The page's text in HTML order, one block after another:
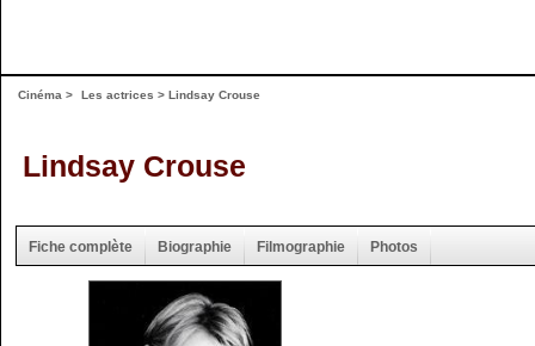
Cinéma > Les actrices > Lindsay Crouse
Lindsay Crouse
Fiche complète Biographie Filmographie Photos